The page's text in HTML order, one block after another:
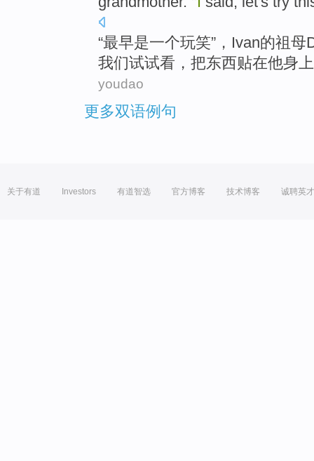
“最早是一个玩笑”， Ivan的祖母
我们试试看 ，把东西贴在他身
youdao
更多双语例句
关于有道 Investors 有道智选 官方博客 技术博客 诚聘英才